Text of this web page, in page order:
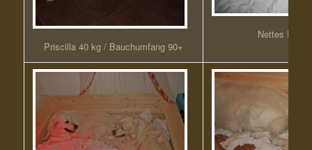
Priscilla 40 kg / Bauchumfang 90+
Nettes